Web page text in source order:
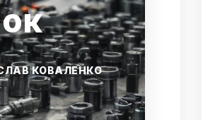
КОВАЛЕНКО